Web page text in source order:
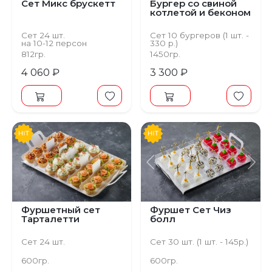
Сет Микс брускетт
Сет 24 шт.
на 10-12 персон
812гр.
4 060 ₽
Бургер со свиной
котлетой и беконом
Сет 10 бургеров (1 шт. -
330 р.)
1450гр.
3 300 ₽
Фуршетный сет
Тарталетти
Сет 24 шт.
600гр.
Предыдущий
Фуршет Сет Чиз
болл
Сет 30 шт. (1 шт. - 145р.)
600гр.